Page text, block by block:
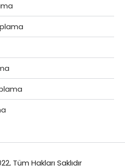
Tüm Hakları Saklıdır